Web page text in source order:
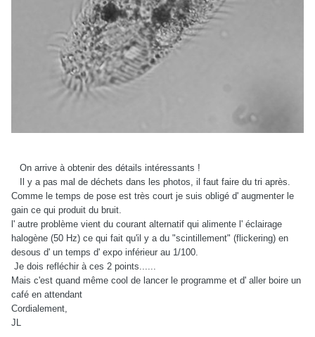
On arrive à obtenir des détails intéressants !
Il y a pas mal de déchets dans les photos, il faut faire du tri après.
Comme le temps de pose est très court je suis obligé d' augmenter le
gain ce qui produit du bruit.
l' autre problème vient du courant alternatif qui alimente l' éclairage
halogène (50 Hz) ce qui fait qu'il y a du "scintillement" (flickering) en
desous d' un temps d' expo inférieur au 1/100.
Je dois refléchir à ces 2 points......
Mais c'est quand même cool de lancer le programme et d' aller boire un
café en attendant
Cordialement,
JL